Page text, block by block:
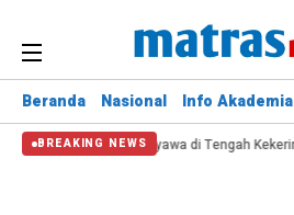
Beranda Nasional Info Akademia
BREAKING NEWS
Selamatkan Nyawa di Tengah Kekeringan